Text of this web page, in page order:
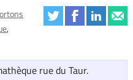
rue du Taur.